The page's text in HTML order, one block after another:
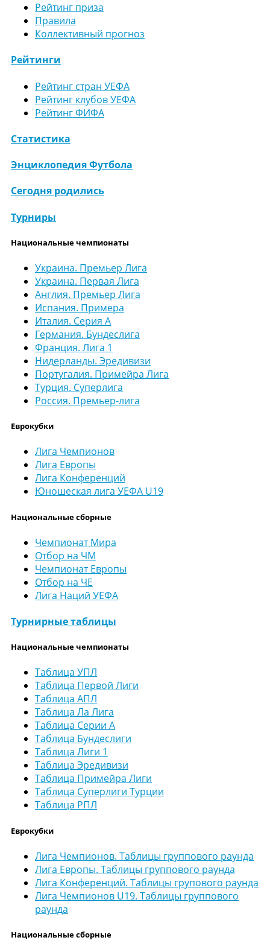
Рейтинг приза
Правила
Коллективный прогноз
Рейтинги
Рейтинг стран УЕФА
Рейтинг клубов УЕФА
Рейтинг ФИФА
Статистика
Энциклопедия Футбола
Сегодня родились
Турниры
Национальные чемпионаты
Украина. Премьер Лига
Украина. Первая Лига
Англия. Премьер Лига
Испания. Примера
Италия. Серия А
Германия. Бундеслига
Франция. Лига 1
Нидерланды. Эредивизи
Португалия. Примейра Лига
Турция. Суперлига
Россия. Премьер-лига
Еврокубки
Лига Чемпионов
Лига Европы
Лига Конференций
Юношеская лига УЕФА U19
Национальные сборные
Чемпионат Мира
Отбор на ЧМ
Чемпионат Европы
Отбор на ЧЕ
Лига Наций УЕФА
Турнирные таблицы
Национальные чемпионаты
Таблица УПЛ
Таблица Первой Лиги
Таблица АПЛ
Таблица Ла Лига
Таблица Серии А
Таблица Бундеслиги
Таблица Лиги 1
Таблица Эредивизи
Таблица Примейра Лиги
Таблица Суперлиги Турции
Таблица РПЛ
Еврокубки
Лига Чемпионов. Таблицы группового раунда
Лига Европы. Таблицы группового раунда
Лига Конференций. Таблицы групового раунда
Лига Чемпионов U19. Таблицы группового
раунда
Национальные сборные